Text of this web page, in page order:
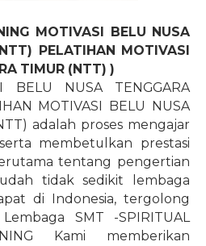
MOTIVASI BELU NUSA
PELATIHAN MOTIVASI
TIMUR (NTT) )
BELU NUSA TENGGARA
MOTIVASI BELU NUSA
adalah proses mengajar
membetulkan prestasi
tentang pengertian
tidak sedikit lembaga
di Indonesia, tergolong
SMT -SPIRITUAL
Kami memberikan